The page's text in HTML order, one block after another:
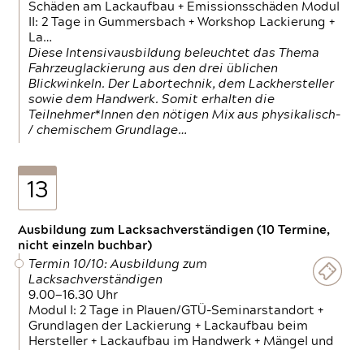
Schäden am Lackaufbau + Emissionsschäden Modul
II: 2 Tage in Gummersbach + Workshop Lackierung +
La…
Diese Intensivausbildung beleuchtet das Thema
Fahrzeuglackierung aus den drei üblichen
Blickwinkeln. Der Labortechnik, dem Lackhersteller
sowie dem Handwerk. Somit erhalten die
Teilnehmer*Innen den nötigen Mix aus physikalisch-
/ chemischem Grundlage…
13
Ausbildung zum Lacksachverständigen (10 Termine,
nicht einzeln buchbar)
Termin 10/10: Ausbildung zum
Lacksachverständigen
9.00—16.30 Uhr
Modul I: 2 Tage in Plauen/GTÜ-Seminarstandort +
Grundlagen der Lackierung + Lackaufbau beim
Hersteller + Lackaufbau im Handwerk + Mängel und